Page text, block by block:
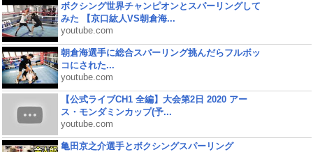
ボクシング世界チャンピオンとスパーリングして
みた 【京口紘人VS朝倉海...
youtube.com
朝倉海選手に総合スパーリング挑んだらフルボッ
コにされた...
youtube.com
【公式ライブCH1 全編】大会第2日 2020 アー
ス・モンダミンカップ(予...
youtube.com
亀田京之介選手とボクシングスパーリング